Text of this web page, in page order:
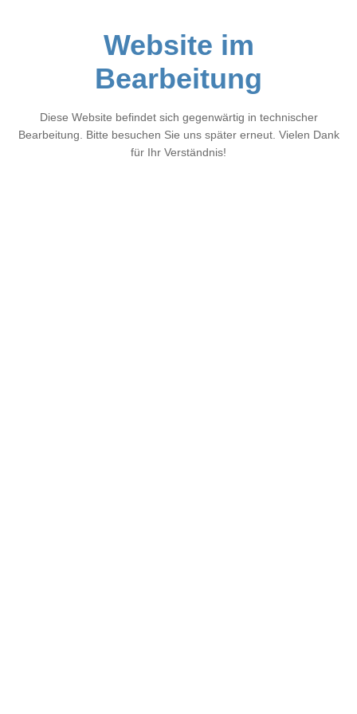
Website im
Bearbeitung
Diese Website befindet sich gegenwärtig in technischer
Bearbeitung. Bitte besuchen Sie uns später erneut. Vielen Dank
für Ihr Verständnis!